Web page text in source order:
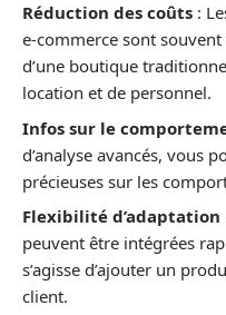
Réduction des coûts :
e-commerce sont
d’une boutique
location et de personnel.
Infos sur le
d’analyse avancés, vous
précieuses sur les
Flexibilité d’adaptation
peuvent être intégrées
s’agisse d’ajouter un
client.